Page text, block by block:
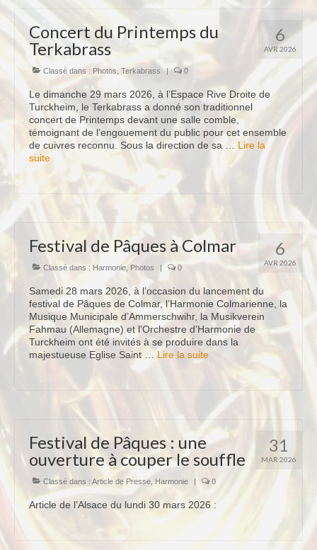
Répertoire Musical
Blog
Contact
6
AVR 2026
Concert du Printemps du
Terkabrass
Classé dans : Photos, Terkabrass | 0
Le dimanche 29 mars 2026, à l’Espace Rive Droite de
Turckheim, le Terkabrass a donné son traditionnel
concert de Printemps devant une salle comble,
témoignant de l’engouement du public pour cet ensemble
de cuivres reconnu. Sous la direction de sa … Lire la
suite­­
6
AVR 2026
Festival de Pâques à Colmar
Classé dans : Harmonie Photos | 0
Samedi 28 mars 2026, à l’occasion du lancement du
festival de Pâques de Colmar, l’Harmonie Colmarienne, la
Musique Municipale d’Ammerschwihr, la Musikverein
Fahmau (Allemagne) et l’Orchestre d’Harmonie de
Turckheim ont été invités à se produire dans la
majestueuse Eglise Saint … Lire la suite­­
31
MAR 2026
Festival de Pâques : une
ouverture à couper le souffle
Classé dans : Article de Presse Harmonie | 0
Article de l’Alsace du lundi 30 mars 2026 :